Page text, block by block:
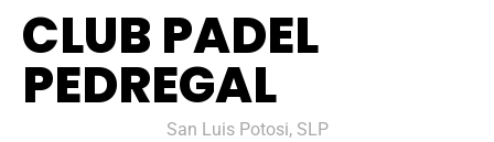
CLUB PADEL
PEDREGAL
San Luis Potosi, SLP